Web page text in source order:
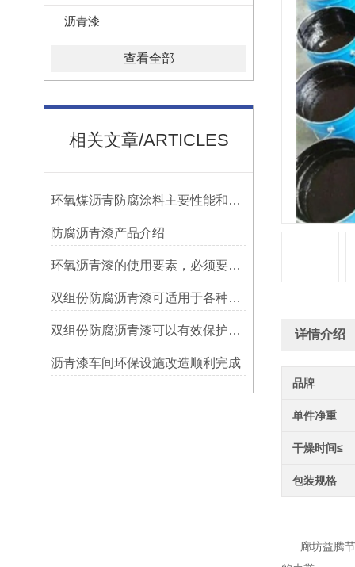
沥青漆
查看全部
相关文章/ARTICLES
环氧煤沥青防腐涂料主要性能和用途
防腐沥青漆产品介绍
环氧沥青漆的使用要素，必须要知道！
双组份防腐沥青漆可适用于各种材质的表面处理
双组份防腐沥青漆可以有效保护设施免受腐蚀侵蚀
沥青漆车间环保设施改造顺利完成
详情介绍
品牌
单件净重
干燥时间≤
包装规格
廊坊益腾节